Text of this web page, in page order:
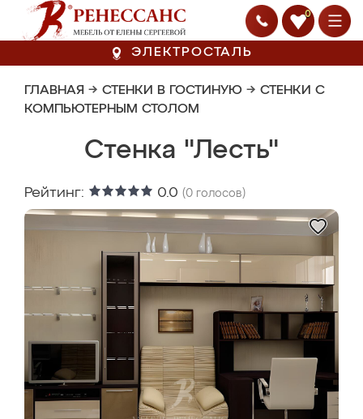
0
ЭЛЕКТРОСТАЛЬ
ГЛАВНАЯ → СТЕНКИ В ГОСТИНУЮ → СТЕНКИ С
КОМПЬЮТЕРНЫМ СТОЛОМ
Стенка "Лесть"
Рейтинг: 0.0 (0 голосов)